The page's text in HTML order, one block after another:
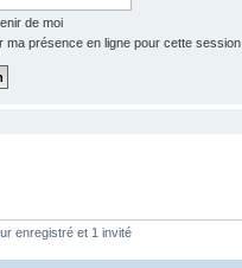
de moi
ma présence en ligne pour cette session
enregistré et 1 invité